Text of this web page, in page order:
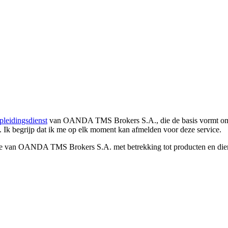
van OANDA TMS Brokers S.A., die de basis vormt
Ik begrijp dat ik me op elk moment kan afmelden voor deze service.
OANDA TMS Brokers S.A. met betrekking tot producten en